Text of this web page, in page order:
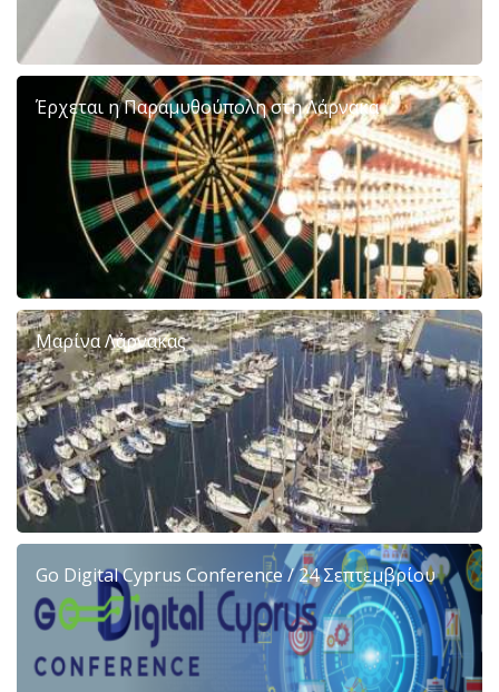
Έρχεται η Παραμυθούπολη στη Λάρνακα
Μαρίνα Λάρνακας
Go Digital Cyprus Conference / 24 Σεπτεμβρίου